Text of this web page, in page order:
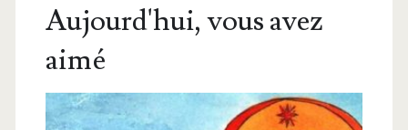
Aujourd'hui, vous avez
aimé